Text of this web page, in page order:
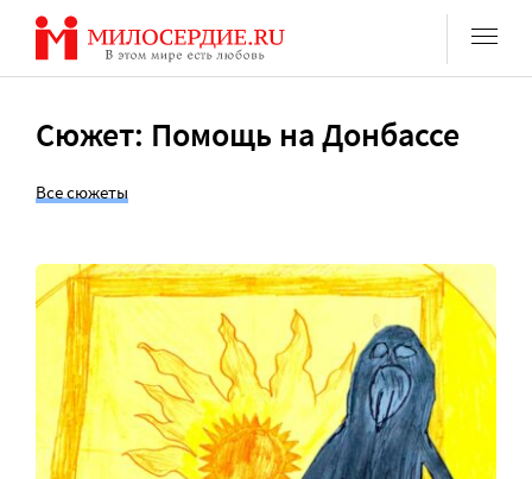
Перейти
содержанию
Сюжет: Помощь на Донбассе
Все сюжеты